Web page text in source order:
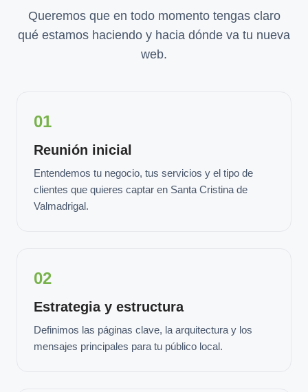
Queremos que en todo momento tengas claro
qué estamos haciendo y hacia dónde va tu nueva
web.
01
Reunión inicial
Entendemos tu negocio, tus servicios y el tipo de
clientes que quieres captar en Santa Cristina de
Valmadrigal.
02
Estrategia y estructura
Definimos las páginas clave, la arquitectura y los
mensajes principales para tu público local.